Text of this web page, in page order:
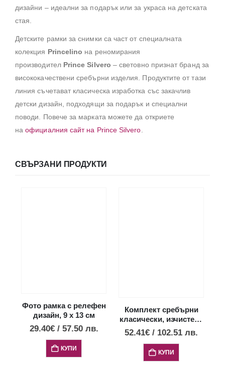
дизайни – идеални за подарък или за украса на детската
стая.
Детските рамки за снимки са част от специалната
колекция Princelino на реномирания
производител Prince Silvero – световно признат бранд за
висококачествени сребърни изделия. Продуктите от тази
линия съчетават класическа изработка със закачлив
детски дизайн, подходящи за подарък и специални
поводи. Повече за марката можете да откриете
наофициалния сайт на Prince Silvero
СВЪРЗАНИ ПРОДУКТИ
Фото рамка с релефен
дизайн, 9 х 13 см
29.40€ / 57.50 лв.
КУПИ
Комплект сребърни
класически, изчистени
фото рамки 2 бр.,
52.41€ / 102.51 лв.
КУПИ